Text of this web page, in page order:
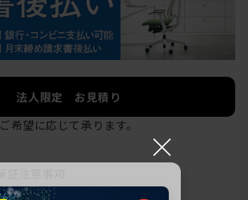
法人限定 お見積り
ご希望に応じて承ります。
×